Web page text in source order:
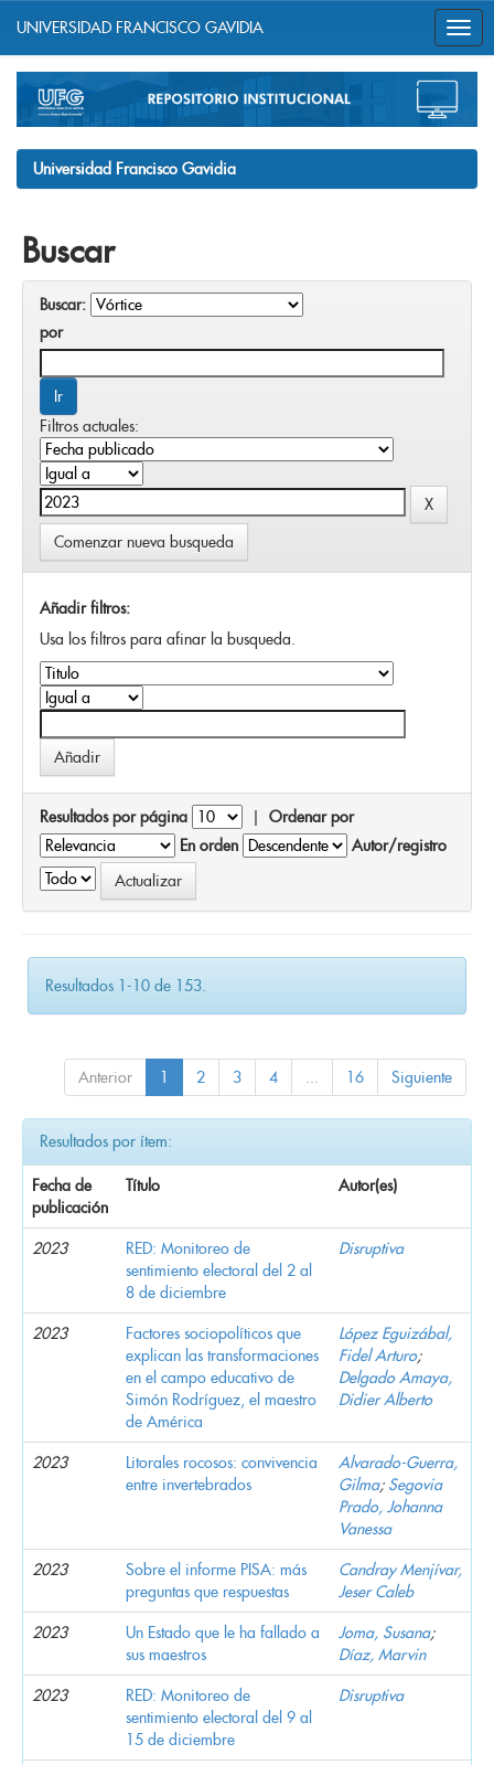
navigation
UNIVERSIDAD FRANCISCO GAVIDIA
Universidad Francisco Gavidia
Buscar
Buscar:
por
Filtros actuales:
Comenzar nueva busqueda
Añadir filtros:
Usa los filtros para afinar la busqueda.
Resultados por página | Ordenar por
En orden
Autor/registro
Resultados 1-10 de 153.
Anterior 1 2 3 4 16 Siguiente
Resultados por ítem:
Fecha de
publicación
Título Autor(es)
2023
RED: Monitoreo de
sentimiento electoral del 2 al
8 de diciembre
Disruptiva
2023
Factores sociopolíticos que
explican las transformaciones
en el campo educativo de
Simón Rodríguez, el maestro
de América
López Eguizábal,
Fidel Arturo;
Delgado Amaya,
Didier Alberto
2023
Litorales rocosos: convivencia
entre invertebrados
Alvarado-Guerra,
Gilma; Segovia
Prado, Johanna
Vanessa
2023
Sobre el informe PISA: más
preguntas que respuestas
Candray Menjívar,
Jeser Caleb
2023
Un Estado que le ha fallado a
sus maestros
Joma, Susana;
Díaz, Marvin
2023
RED: Monitoreo de
sentimiento electoral del 9 al
15 de diciembre
Disruptiva